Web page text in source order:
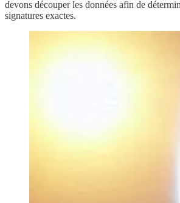
devons découper les données afin de
signatures exactes.